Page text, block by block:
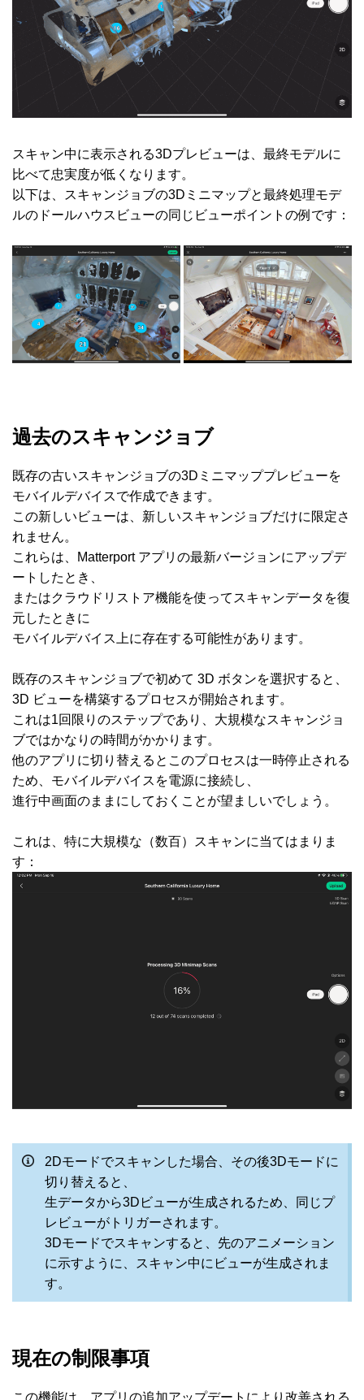
スキャン中に表示される3Dプレビューは、最終モデルに
比べて忠実度が低くなります。
以下は、スキャンジョブの3Dミニマップと最終処理モデ
ルのドールハウスビューの同じビューポイントの例です：
過去のスキャンジョブ
既存の古いスキャンジョブの3Dミニマッププレビューを
モバイルデバイスで作成できます。
この新しいビューは、新しいスキャンジョブだけに限定さ
れません。
これらは、Matterport アプリの最新バージョンにアップデ
ートしたとき、
またはクラウドリストア機能を使ってスキャンデータを復
元したときに
モバイルデバイス上に存在する可能性があります。
既存のスキャンジョブで初めて 3D ボタンを選択すると、
3D ビューを構築するプロセスが開始されます。
これは1回限りのステップであり、大規模なスキャンジョ
ブではかなりの時間がかかります。
他のアプリに切り替えるとこのプロセスは一時停止される
ため、モバイルデバイスを電源に接続し、
進行中画面のままにしておくことが望ましいでしょう。
これは、特に大規模な（数百）スキャンに当てはまりま
す：
2Dモードでスキャンした場合、その後3Dモードに
切り替えると、
生データから3Dビューが生成されるため、同じプ
レビューがトリガーされます。
3Dモードでスキャンすると、先のアニメーション
に示すように、スキャン中にビューが生成されま
す。
現在の制限事項
この機能は、アプリの追加アップデートにより改善される